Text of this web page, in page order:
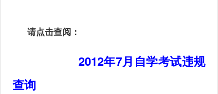
请点击查阅：
2012年7月自学考试违规
查询